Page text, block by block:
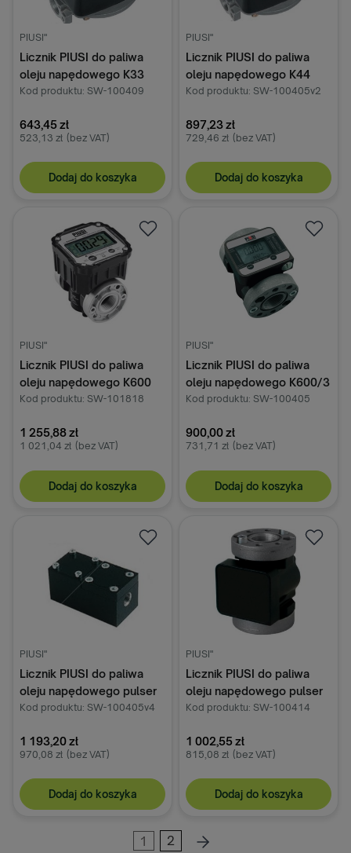
PIUSI"
Licznik PIUSI do paliwa
oleju napędowego K33
Kod produktu: SW-100409
643,45 zł
523,13 zł (bez VAT)
Dodaj do koszyka
PIUSI"
Licznik PIUSI do paliwa
oleju napędowego K44
Kod produktu: SW-100405v2
897,23 zł
729,46 zł (bez VAT)
Dodaj do koszyka
PIUSI"
Licznik PIUSI do paliwa
oleju napędowego K600
B/3
Kod produktu: SW-101818
1 255,88 zł
1 021,04 zł (bez VAT)
Dodaj do koszyka
PIUSI"
Licznik PIUSI do paliwa
oleju napędowego K600/3
Kod produktu: SW-100405
900,00 zł
731,71 zł (bez VAT)
Dodaj do koszyka
PIUSI"
Licznik PIUSI do paliwa
oleju napędowego pulser
K200
Kod produktu: SW-100405v4
1 193,20 zł
970,08 zł (bez VAT)
Dodaj do koszyka
PIUSI"
Licznik PIUSI do paliwa
oleju napędowego pulser
K600/3
Kod produktu: SW-100414
1 002,55 zł
815,08 zł (bez VAT)
Dodaj do koszyka
1 2